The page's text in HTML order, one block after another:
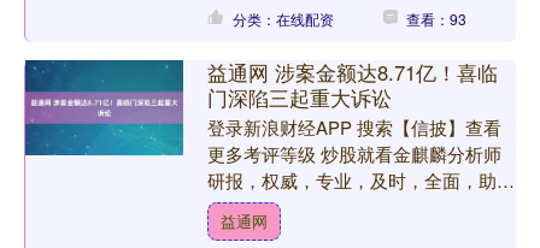
分类：在线配资 查看：93
益通网 涉案金额达8.71亿！喜临
门深陷三起重大诉讼
登录新浪财经APP 搜索【信披】查看
更多考评等级 炒股就看金麒麟分析师
研报，权威，专业，及时，全面，助您
挖掘潜力主题机会！ 图片来源：视觉
中国 “中国床垫第一股....
益通网